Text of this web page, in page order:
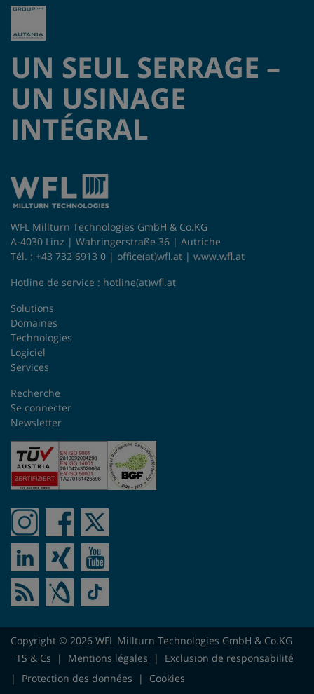
UN SEUL SERRAGE –
UN USINAGE
INTÉGRAL
WFL Millturn Technologies GmbH & Co.KG
A-4030 Linz | Wahringerstraße 36 | Autriche
Tél. : +43 732 6913 0 | office(at)wfl.at | www.wfl.at
Hotline de service : hotline(at)wfl.at
Solutions
Domaines
Technologies
Logiciel
Services
Recherche
Se connecter
Newsletter
Copyright © 2026 WFL Millturn Technologies GmbH & Co.KG
TS & Cs
| Mentions légales |
Exclusion de responsabilité
|
Protection des données | Cookies